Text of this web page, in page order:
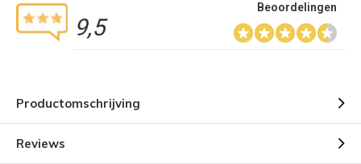
9,5
Beoordelingen
Productomschrijving
Reviews